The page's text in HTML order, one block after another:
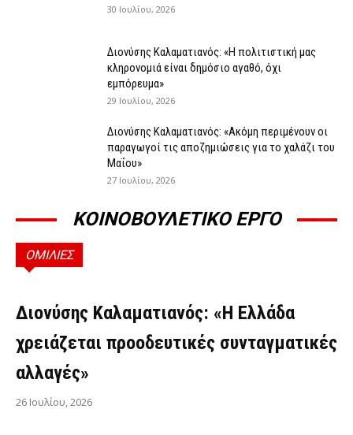
30 Ιουλίου, 2026
Διονύσης Καλαματιανός: «Η πολιτιστική μας
κληρονομιά είναι δημόσιο αγαθό, όχι
εμπόρευμα»
29 Ιουλίου, 2026
Διονύσης Καλαματιανός: «Ακόμη περιμένουν οι
παραγωγοί τις αποζημιώσεις για το χαλάζι του
Μαΐου»
27 Ιουλίου, 2026
ΚΟΙΝΟΒΟΥΛΕΤΙΚΟ ΕΡΓΟ
ΟΜΙΛΙΕΣ
ΟΜΙΛΊΕΣ
Διονύσης Καλαματιανός: «Η Ελλάδα
χρειάζεται προοδευτικές συνταγματικές
αλλαγές»
26 Ιουλίου, 2026